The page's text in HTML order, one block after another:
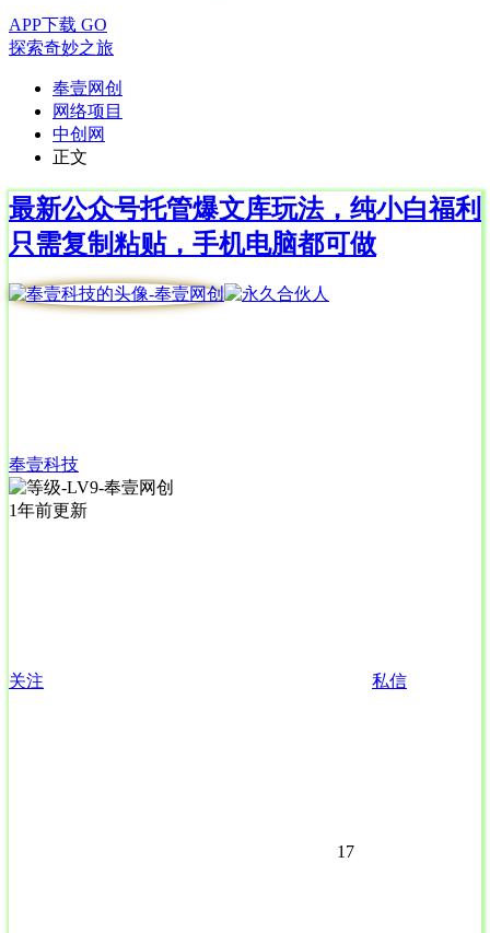
APP下载 GO
探索奇妙之旅
奉壹网创
网络项目
中创网
正文
最新公众号托管爆文库玩法，纯小白福利
只需复制粘贴，手机电脑都可做
奉壹科技
1年前更新
关注 私信
17